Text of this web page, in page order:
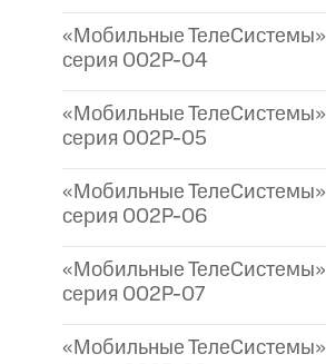
«Мобильные ТелеСистемы»
серия 002P-04
«Мобильные ТелеСистемы»
серия 002P-05
«Мобильные ТелеСистемы»
серия 002P-06
«Мобильные ТелеСистемы»
серия 002P-07
«Мобильные ТелеСистемы»